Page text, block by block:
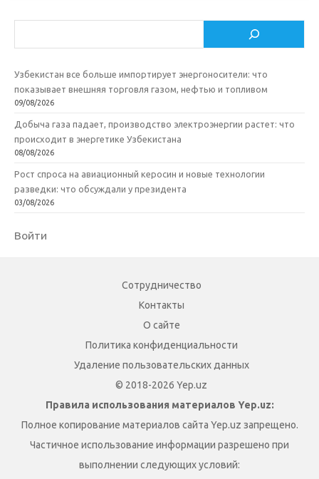
Узбекистан все больше импортирует энергоносители: что
показывает внешняя торговля газом, нефтью и топливом
09/08/2026
Добыча газа падает, производство электроэнергии растет: что
происходит в энергетике Узбекистана
08/08/2026
Рост спроса на авиационный керосин и новые технологии
разведки: что обсуждали у президента
03/08/2026
Войти
Сотрудничество
Контакты
О сайте
Политика конфиденциальности
Удаление пользовательских данных
© 2018-2026 Yep.uz
Правила использования материалов Yep.uz:
Полное копирование материалов сайта Yep.uz запрещено.
Частичное использование информации разрешено при
выполнении следующих условий: